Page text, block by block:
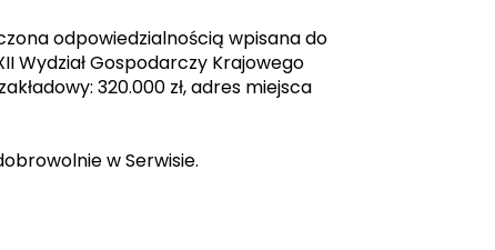
odpowiedzialnością wpisana do
Wydział Gospodarczy Krajowego
320.000 zł, adres miejsca
w Serwisie.